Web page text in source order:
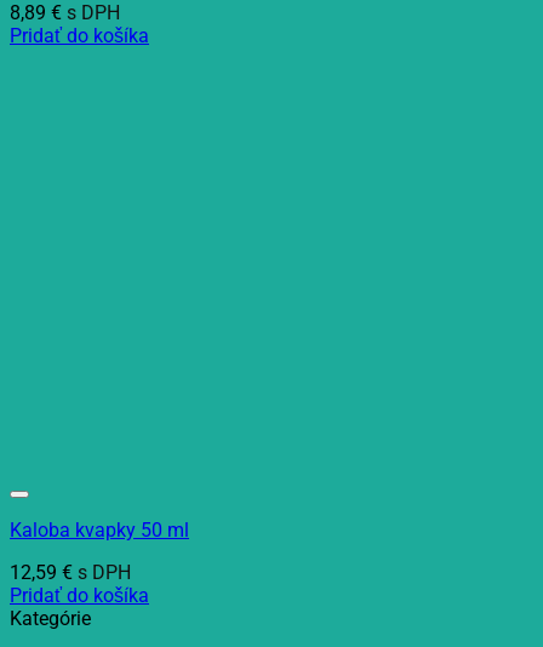
8,89 € s DPH
Pridať do košíka
Kaloba kvapky 50 ml
12,59 € s DPH
Pridať do košíka
Kategórie